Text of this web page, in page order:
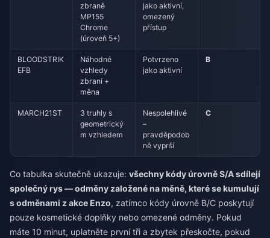
zbraně
MP155
Chrome
(úroveň 5+)
jako aktivní,
omezený
přístup
BLOODSTRIK
EFB
Náhodné
vzhledy
zbraní +
měna
Potvrzeno
jako aktivní
B
MARCH21ST
3 truhly s
geometrický
m vzhledem
Nespolehlivé
–
pravděpodob
ně vyprší
C
Co tabulka skutečně ukazuje: všechny kódy úrovně S/A sdílejí
společný rys — odměny založené na měně, které se kumulují
s odměnami z akce Enzo, zatímco kódy úrovně B/C poskytují
pouze kosmetické doplňky nebo omezené odměny. Pokud
máte 10 minut, uplatněte první tři a zbytek přeskočte, pokud